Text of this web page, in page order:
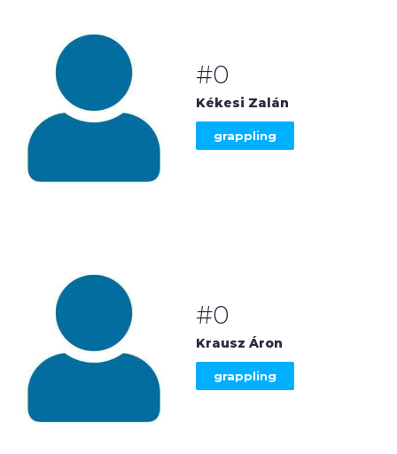
#0
Kékesi Zalán
grappling
#0
Krausz Áron
grappling